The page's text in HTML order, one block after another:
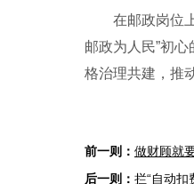
在邮政岗位上
邮政为人民”初
格治理共建，推
做财顾就
拦“自动扣